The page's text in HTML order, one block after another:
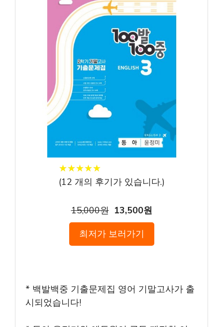
★★★★★
★★★★★
(12 개의 후기가 있습니다.)
15,000원 13,500원
최저가 보러가기
* 백발백중 기출문제집 영어 기말고사가 출
시되었습니다!